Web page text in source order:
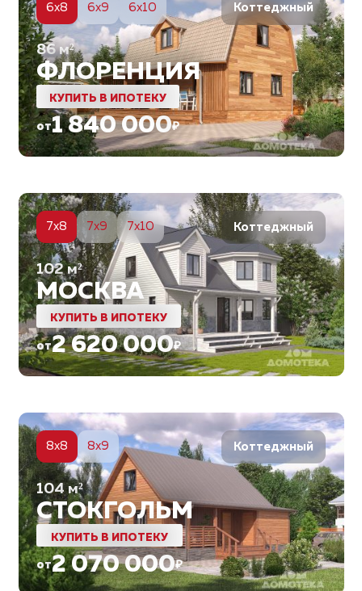
Коттеджный
6x8 6x9 6x10
86м²
ФЛОРЕНЦИЯ
КУПИТЬ В ИПОТЕКУ
от1 840 000₽
Коттеджный
7x8 7x9 7x10
102м²
МОСКВА
КУПИТЬ В ИПОТЕКУ
от2 620 000₽
6
Коттеджный
8x8 8x9
104м²
СТОКГОЛЬМ
КУПИТЬ В ИПОТЕКУ
от2 070 000₽
6